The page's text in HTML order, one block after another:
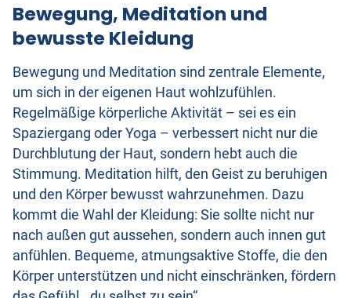
Bewegung, Meditation und
bewusste Kleidung
Bewegung und Meditation sind zentrale Elemente,
um sich in der eigenen Haut wohlzufühlen.
Regelmäßige körperliche Aktivität – sei es ein
Spaziergang oder Yoga – verbessert nicht nur die
Durchblutung der Haut, sondern hebt auch die
Stimmung. Meditation hilft, den Geist zu beruhigen
und den Körper bewusst wahrzunehmen. Dazu
kommt die Wahl der Kleidung: Sie sollte nicht nur
nach außen gut aussehen, sondern auch innen gut
anfühlen. Bequeme, atmungsaktive Stoffe, die den
Körper unterstützen und nicht einschränken, fördern